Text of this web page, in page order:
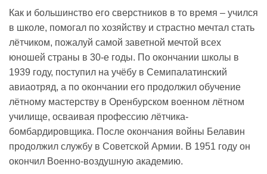
Как и большинство его сверстников в то время – учился
в школе, помогал по хозяйству и страстно мечтал стать
лётчиком, пожалуй самой заветной мечтой всех
юношей страны в 30-е годы. По окончании школы в
1939 году, поступил на учёбу в Семипалатинский
авиаотряд, а по окончании его продолжил обучение
лётному мастерству в Оренбурском военном лётном
училище, осваивая профессию лётчика-
бомбардировщика. После окончания войны Белавин
продолжил службу в Советской Армии. В 1951 году он
окончил Военно-воздушную академию.